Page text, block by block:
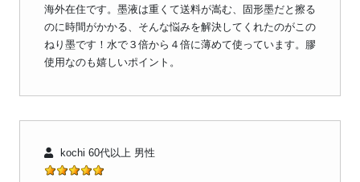
海外在住です。墨液は重くて送料が嵩む、固形墨だと擦る
のに時間がかかる、そんな悩みを解決してくれたのがこの
ねり墨です！水で３倍から４倍に薄めて使っています。膠
使用なのも嬉しいポイント。
kochi 60代以上 男性